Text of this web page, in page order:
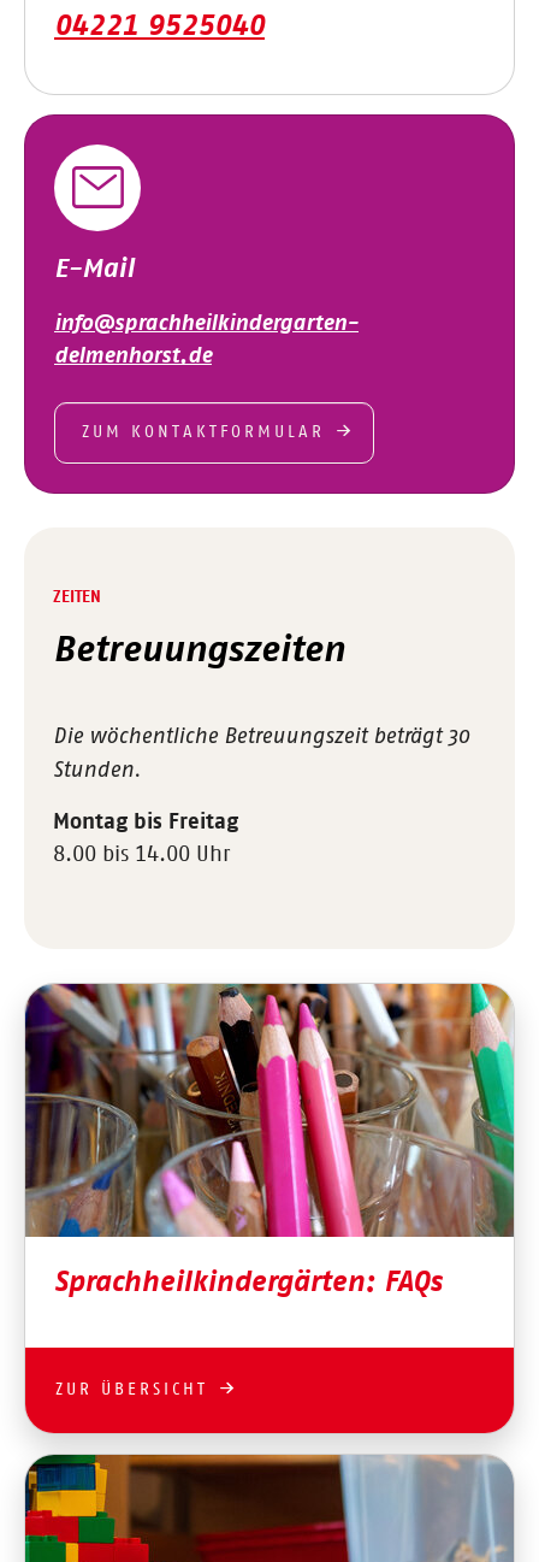
04221 9525040
E-Mail
info@sprachheilkindergarten-
delmenhorst.de
ZUM KONTAKTFORMULAR
ZEITEN
Betreuungszeiten
Die wöchentliche Betreuungszeit beträgt 30
Stunden.
Montag bis Freitag
8.00 bis 14.00 Uhr
Sprachheilkindergärten: FAQs
ZUR ÜBERSICHT